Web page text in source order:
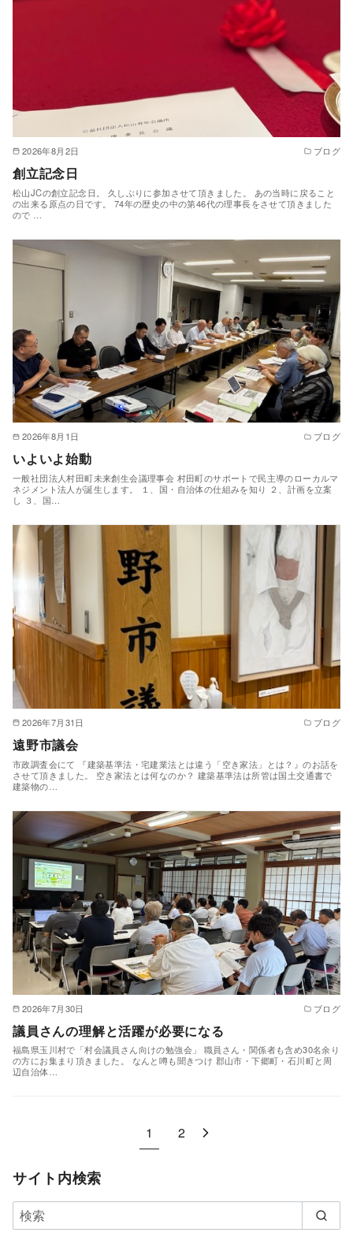
2026年8月2日 ブログ
創立記念日
松山JCの創立記念日。 久しぶりに参加させて頂きました。 あの当時に戻ること
の出来る原点の日です。 74年の歴史の中の第46代の理事長をさせて頂きました
ので …
2026年8月1日 ブログ
いよいよ始動
一般社団法人村田町未来創生会議理事会 村田町のサポートで民主導のローカルマ
ネジメント法人が誕生します。 １、国・自治体の仕組みを知り ２、計画を立案
し ３、国…
2026年7月31日 ブログ
遠野市議会
市政調査会にて 『建築基準法・宅建業法とは違う「空き家法」とは？』のお話を
させて頂きました。 空き家法とは何なのか？ 建築基準法は所管は国土交通書で
建築物の…
2026年7月30日 ブログ
議員さんの理解と活躍が必要になる
福島県玉川村で「村会議員さん向けの勉強会」 職員さん・関係者も含め30名余り
の方にお集まり頂きました。 なんと噂も聞きつけ 郡山市・下郷町・石川町と周
辺自治体…
1 2
サイト内検索